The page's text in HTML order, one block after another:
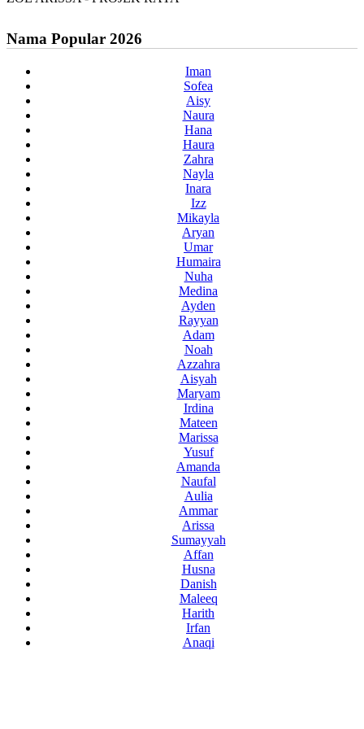
Nama Popular 2026
Iman
Sofea
Aisy
Naura
Hana
Haura
Zahra
Nayla
Inara
Izz
Mikayla
Aryan
Umar
Humaira
Nuha
Medina
Ayden
Rayyan
Adam
Noah
Azzahra
Aisyah
Maryam
Irdina
Mateen
Marissa
Yusuf
Amanda
Naufal
Aulia
Ammar
Arissa
Sumayyah
Affan
Husna
Danish
Maleeq
Harith
Irfan
Anaqi